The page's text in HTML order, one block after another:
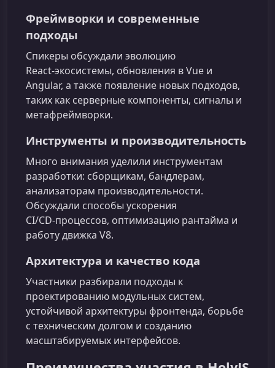
Фреймворки и современные
подходы
Спикеры обсуждали эволюцию
React‑экосистемы, обновления в Vue и
Angular, а также появление новых подходов,
таких как серверные компоненты, сигналы и
метафреймворки.
Инструменты и производительность
Много внимания уделили инструментам
разработки: сборщикам, бандлерам,
анализаторам производительности.
Обсуждали способы ускорения
CI/CD‑процессов, оптимизацию рантайма и
работу движка V8.
Архитектура и качество кода
Участники разбирали подходы к
проектированию модульных систем,
устойчивой архитектуры фронтенда, борьбе
с техническим долгом и созданию
масштабируемых интерфейсов.